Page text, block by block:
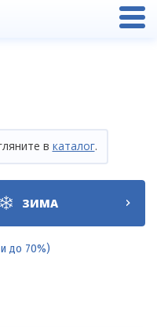
в каталог.
ЗИМА
до 70%)